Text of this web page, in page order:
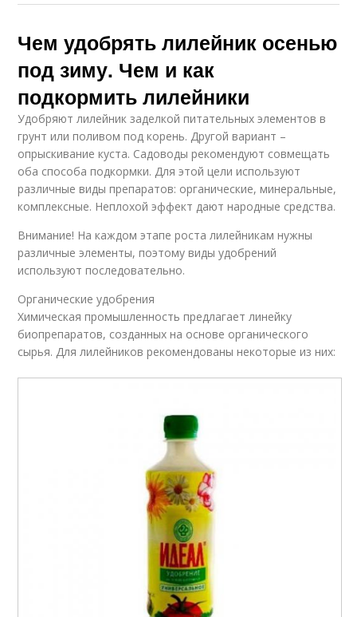
Чем удобрять лилейник осенью
под зиму. Чем и как
подкормить лилейники
Удобряют лилейник заделкой питательных элементов в
грунт или поливом под корень. Другой вариант –
опрыскивание куста. Садоводы рекомендуют совмещать
оба способа подкормки. Для этой цели используют
различные виды препаратов: органические, минеральные,
комплексные. Неплохой эффект дают народные средства.
Внимание! На каждом этапе роста лилейникам нужны
различные элементы, поэтому виды удобрений
используют последовательно.
Органические удобрения
Химическая промышленность предлагает линейку
биопрепаратов, созданных на основе органического
сырья. Для лилейников рекомендованы некоторые из них: